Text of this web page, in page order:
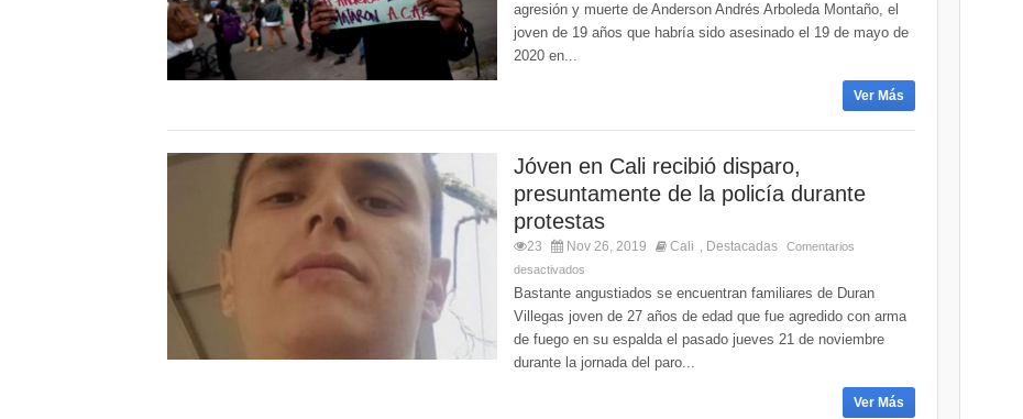
agresión y muerte de Anderson Andrés Arboleda Montaño, el
joven de 19 años que habría sido asesinado el 19 de mayo de
2020 en...
Ver Más
Jóven en Cali recibió disparo,
presuntamente de la policía durante
protestas
23 Nov 26, 2019 Cali Destacadas
Comentarios
desactivados
Bastante angustiados se encuentran familiares de Duran
Villegas joven de 27 años de edad que fue agredido con arma
de fuego en su espalda el pasado jueves 21 de noviembre
durante la jornada del paro...
Ver Más